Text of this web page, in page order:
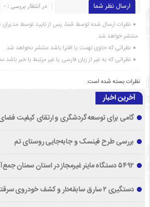
ارسال نظر شما
در انتظار بررسی : 0
نظرات ارسال شده توسط شما، پس از تایید توسط
منتشر خواهد شد.
نظراتی که حاوی تهمت یا افترا باشد منتشر نخواهد شد.
نظراتی که به غیر از زبان فارسی یا غیر مرتبط با خبر
نظرات بسته شده است.
آخرین اخبار
گامی برای توسعه گردشگری و ارتقای کیفیت
بررسی طرح فینسک و جابه‌جایی روستای تم
۵۴۹۲ دستگاه ماینر غیرمجاز در استان سمنان جمع‌آوری شد
دستگیری ۲ سارق سابقه‌دار و کشف خودروی سرقتی در مهدیشهر